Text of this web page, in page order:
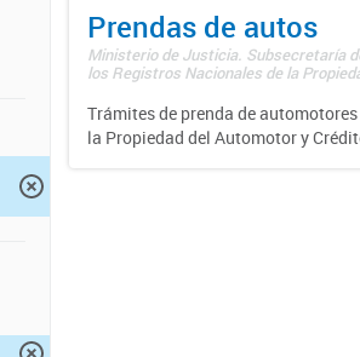
Prendas de autos
Ministerio de Justicia. Subsecretaría
los Registros Nacionales de la
Trámites de prenda de
la Propiedad del Automotor y